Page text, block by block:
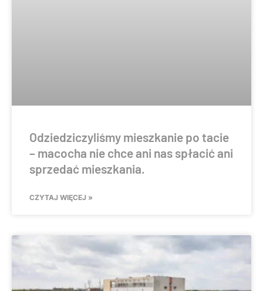
Odziedziczyliśmy mieszkanie po tacie
– macocha nie chce ani nas spłacić ani
sprzedać mieszkania.
CZYTAJ WIĘCEJ »